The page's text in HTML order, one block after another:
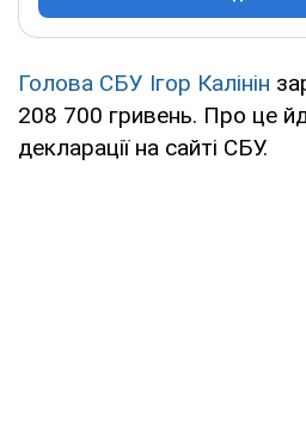
Голова СБУ Ігор Калінін
208 700 гривень. Про це
декларації на сайті СБУ.